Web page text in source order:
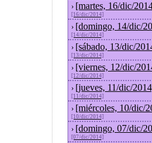
› [martes, 16/dic/
[16/dic/2014]
› [domingo, 14/dic/
[14/dic/2014]
› [sábado, 13/dic/
[13/dic/2014]
› [viernes, 12/dic/
[12/dic/2014]
› [jueves, 11/dic/
[11/dic/2014]
› [miércoles, 10/dic/
[10/dic/2014]
› [domingo, 07/dic/
[07/dic/2014]